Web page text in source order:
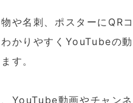
や名刺、ポスターにQR
かりやすくYouTubeの
す。
YouTube動画やチャン